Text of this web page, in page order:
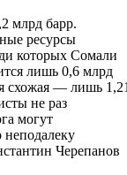
млрд барр.
ресурсы
которых Сомали
лишь 0,6 млрд
схожая — лишь
не раз
могут
неподалеку
Черепанов